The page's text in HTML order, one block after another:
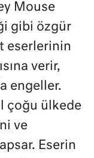
Mouse
gibi özgür
eserlerinin
verir,
engeller.
çoğu ülkede
ve
Eserin